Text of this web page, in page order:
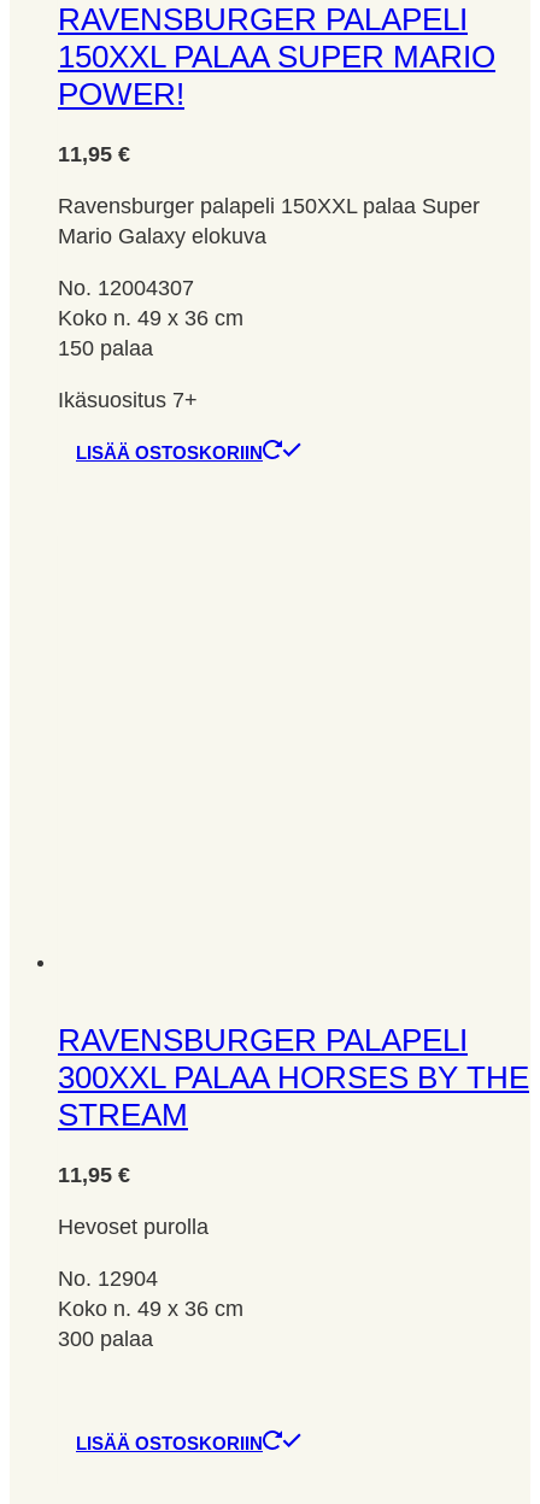
RAVENSBURGER PALAPELI
150XXL PALAA SUPER MARIO
POWER!
11,95 €
Ravensburger palapeli 150XXL palaa Super
Mario Galaxy elokuva
No. 12004307
Koko n. 49 x 36 cm
150 palaa
Ikäsuositus 7+
LISÄÄ OSTOSKORIIN
RAVENSBURGER PALAPELI
300XXL PALAA HORSES BY THE
STREAM
11,95 €
Hevoset purolla
No. 12904
Koko n. 49 x 36 cm
300 palaa
LISÄÄ OSTOSKORIIN